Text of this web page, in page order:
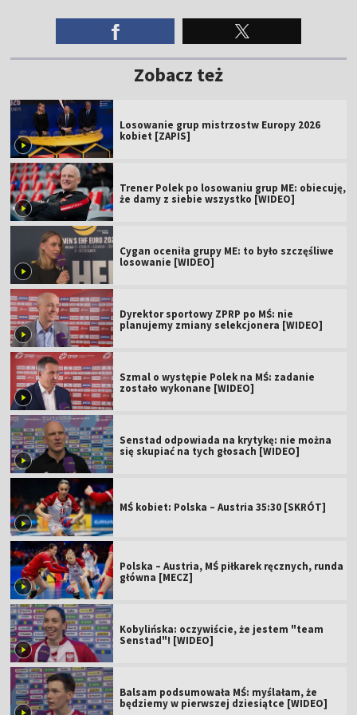
Zobacz też
Losowanie grup mistrzostw Europy 2026
kobiet [ZAPIS]
Trener Polek po losowaniu grup ME: obiecuję,
że damy z siebie wszystko [WIDEO]
Cygan oceniła grupy ME: to było szczęśliwe
losowanie [WIDEO]
Dyrektor sportowy ZPRP po MŚ: nie
planujemy zmiany selekcjonera [WIDEO]
Szmal o występie Polek na MŚ: zadanie
zostało wykonane [WIDEO]
Senstad odpowiada na krytykę: nie można
się skupiać na tych głosach [WIDEO]
MŚ kobiet: Polska – Austria 35:30 [SKRÓT]
Polska – Austria, MŚ piłkarek ręcznych, runda
główna [MECZ]
Kobylińska: oczywiście, że jestem "team
Senstad"! [WIDEO]
Balsam podsumowała MŚ: myślałam, że
będziemy w pierwszej dziesiątce [WIDEO]